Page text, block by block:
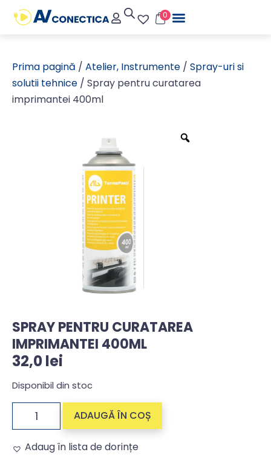
0
Prima pagină / Atelier, Instrumente / Spray-uri si
solutii tehnice / Spray pentru curatarea
imprimantei 400ml
SPRAY PENTRU CURATAREA
IMPRIMANTEI 400ML
32,0lei
Disponibil din stoc
ADAUGĂ ÎN COȘ
Adaug în lista de dorințe